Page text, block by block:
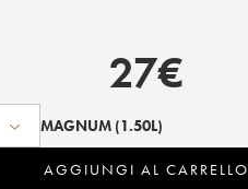
27€
MAGNUM (1.50L)
AGGIUNGI AL CARRELLO